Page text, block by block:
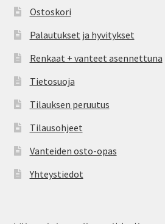
Ostoskori
Palautukset ja hyvitykset
Renkaat + vanteet asennettuna
Tietosuoja
Tilauksen peruutus
Tilausohjeet
Vanteiden osto-opas
Yhteystiedot